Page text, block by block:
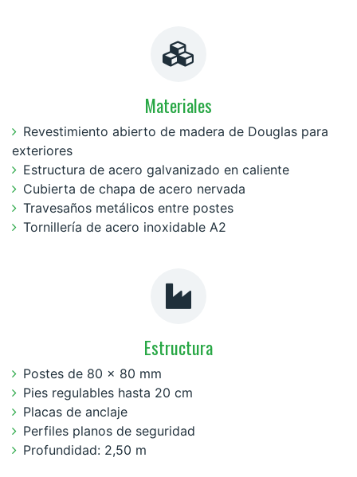
Materiales
Revestimiento abierto de madera de Douglas para
exteriores
Estructura de acero galvanizado en caliente
Cubierta de chapa de acero nervada
Travesaños metálicos entre postes
Tornillería de acero inoxidable A2
Estructura
Postes de 80 × 80 mm
Pies regulables hasta 20 cm
Placas de anclaje
Perfiles planos de seguridad
Profundidad: 2,50 m